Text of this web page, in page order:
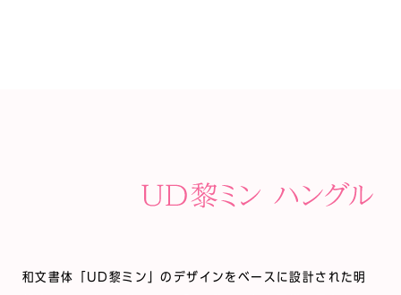
和文書体「UD黎ミン」のデザインをベースに設計された明